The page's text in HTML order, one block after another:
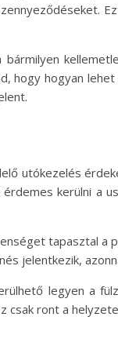
hogyan
utókezelés
kerülni a
tapasztal a
jelentkezik,
legyen a
ront a